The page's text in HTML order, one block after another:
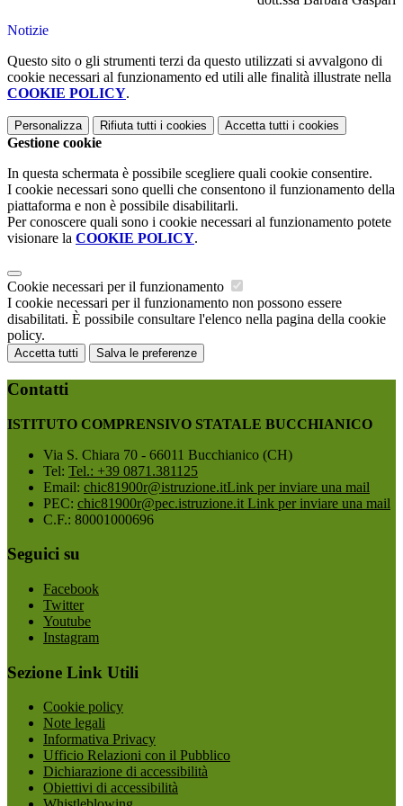
Notizie
Questo sito o gli strumenti terzi da questo utilizzati si avvalgono di
cookie necessari al funzionamento ed utili alle finalità illustrate nella
COOKIE POLICY.
Personalizza Rifiuta tutti i cookies Accetta tutti i cookies
Gestione cookie
In questa schermata è possibile scegliere quali cookie consentire.
I cookie necessari sono quelli che consentono il funzionamento della
piattaforma e non è possibile disabilitarli.
Per conoscere quali sono i cookie necessari al funzionamento potete
visionare la COOKIE POLICY.
Cookie necessari per il funzionamento
I cookie necessari per il funzionamento non possono essere
disabilitati. È possibile consultare l'elenco nella pagina della cookie
policy.
Accetta tutti Salva le preferenze
Contatti
ISTITUTO COMPRENSIVO STATALE BUCCHIANICO
Via S. Chiara 70 - 66011 Bucchianico (CH)
Tel: Tel.: +39 0871.381125
Email: chic81900r@istruzione.itLink per inviare una mail
PEC: chic81900r@pec.istruzione.it Link per inviare una mail
C.F.: 80001000696
Seguici su
Facebook
Twitter
Youtube
Instagram
Sezione Link Utili
Cookie policy
Note legali
Informativa Privacy
Ufficio Relazioni con il Pubblico
Dichiarazione di accessibilità
Obiettivi di accessibilità